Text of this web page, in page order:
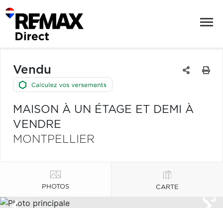
Vendu
MAISON À UN ÉTAGE ET DEMI À
VENDRE
MONTPELLIER
PHOTOS CARTE